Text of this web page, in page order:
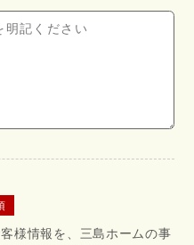
様情報を、三島ホームの事